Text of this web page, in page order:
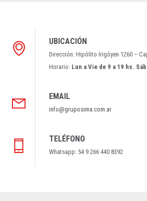
UBICACIÓN
Dirección: Hipólito Irigóyen 1260 –
Horario: Lun a Vie de 9 a 19 hs.
EMAIL
info@gruposima.com.ar
TELÉFONO
Whatsapp: 54 9 266 440 8392